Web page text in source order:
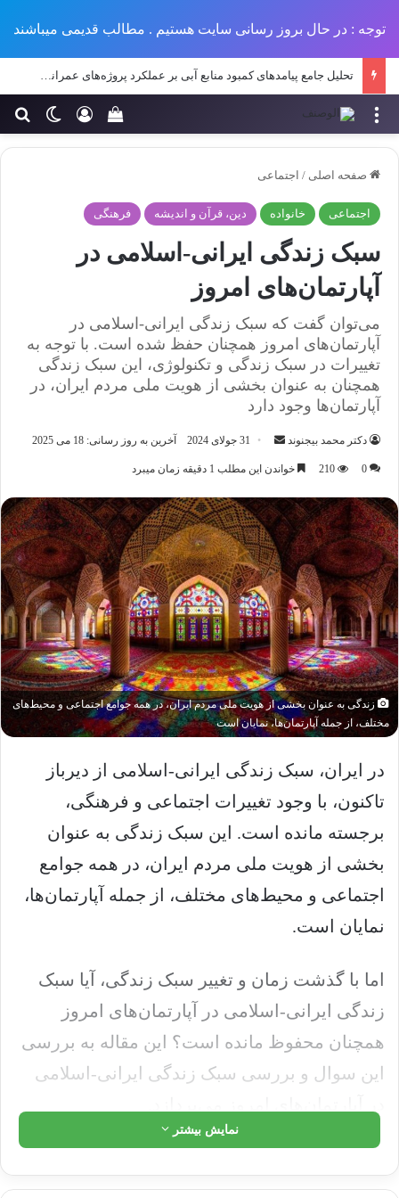
توجه : در حال بروز رسانی سایت هستیم . مطالب قدیمی میباشند
معرفی ۵ جوان کارآفرین ایرانی در سال ۱۴۰۳
تغییر ورود
سبد خرید خود را منو
صفحه اصلی / اجتماعی
اجتماعی خانواده دین، قرآن و اندیشه فرهنگی
سبک زندگی ایرانی-اسلامی در
آپارتمان‌های امروز
می‌توان گفت که سبک زندگی ایرانی-اسلامی در
آپارتمان‌های امروز همچنان حفظ شده است. با توجه به
تغییرات در سبک زندگی و تکنولوژی، این سبک زندگی
همچنان به عنوان بخشی از هویت ملی مردم ایران، در
آپارتمان‌ها وجود دارد
دکتر محمد بیجنوند
ارسال31 جولای 2024 آخرین به روز رسانی: 18 می 2025
0
210 خواندن این مطلب 1 دقیقه زمان میبرد
زندگی به عنوان بخشی از هویت ملی مردم ایران، در همه جوامع اجتماعی و محیط‌های
مختلف، از جمله آپارتمان‌ها، نمایان است
در ایران، سبک زندگی ایرانی-اسلامی از دیرباز
تاکنون، با وجود تغییرات اجتماعی و فرهنگی،
برجسته مانده است. این سبک زندگی به عنوان
بخشی از هویت ملی مردم ایران، در همه جوامع
اجتماعی و محیط‌های مختلف، از جمله آپارتمان‌ها،
نمایان است.
اما با گذشت زمان و تغییر سبک زندگی، آیا سبک
زندگی ایرانی-اسلامی در آپارتمان‌های امروز
همچنان محفوظ مانده است؟ این مقاله به بررسی
این سوال و بررسی سبک زندگی ایرانی-اسلامی
نمایش بیشتر